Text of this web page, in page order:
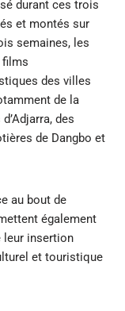
durant ces trois
et montés sur
semaines, les
films
des villes
de la
des
de Dangbo et
au bout de
également
leur insertion
et touristique